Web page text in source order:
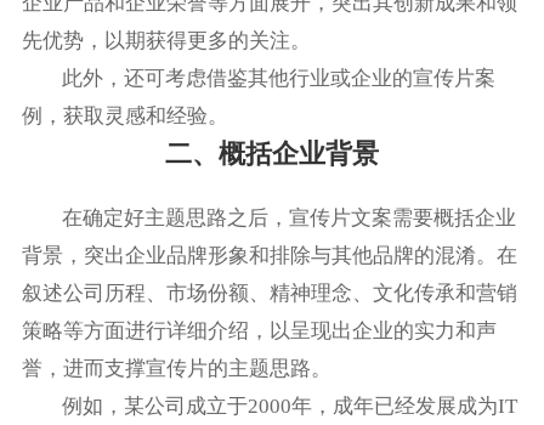
先优势，以期获得更多的关注。
此外，还可考虑借鉴其他行业或企业的宣传片案
例，获取灵感和经验。
二、概括企业背景
在确定好主题思路之后，宣传片文案需要概括企业
背景，突出企业品牌形象和排除与其他品牌的混淆。在
叙述公司历程、市场份额、精神理念、文化传承和营销
策略等方面进行详细介绍，以呈现出企业的实力和声
誉，进而支撑宣传片的主题思路。
例如，某公司成立于2000年，成年已经发展成为IT